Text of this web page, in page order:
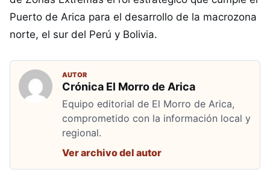
Puerto de Arica para el desarrollo de la macrozona
norte, el sur del Perú y Bolivia.
AUTOR
Crónica El Morro de Arica
Equipo editorial de El Morro de Arica,
comprometido con la información local y
regional.
Ver archivo del autor